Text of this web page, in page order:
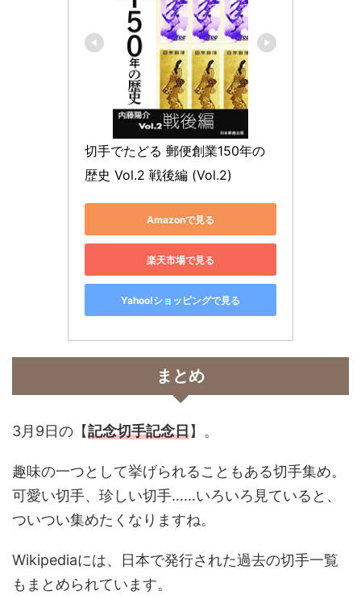
切手でたどる 郵便創業150年の
歴史 Vol.2 戦後編 (Vol.2)
Amazonで見る
楽天市場で見る
Yahoo!ショッピングで見る
まとめ
3月9日の 【記念切手記念日】。
趣味の一つとして挙げられることもある切手集め。
可愛い切手、珍しい切手……いろいろ見ていると、
ついつい集めたくなりますね。
Wikipediaには、日本で発行された過去の切手一覧
もまとめられています。